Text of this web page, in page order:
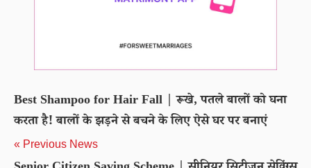
Best Shampoo for Hair Fall | रूखे, पतले बालों को घना
करता है! बालों के झड़ने से बचने के लिए ऐसे घर पर बनाएं
« Previous News